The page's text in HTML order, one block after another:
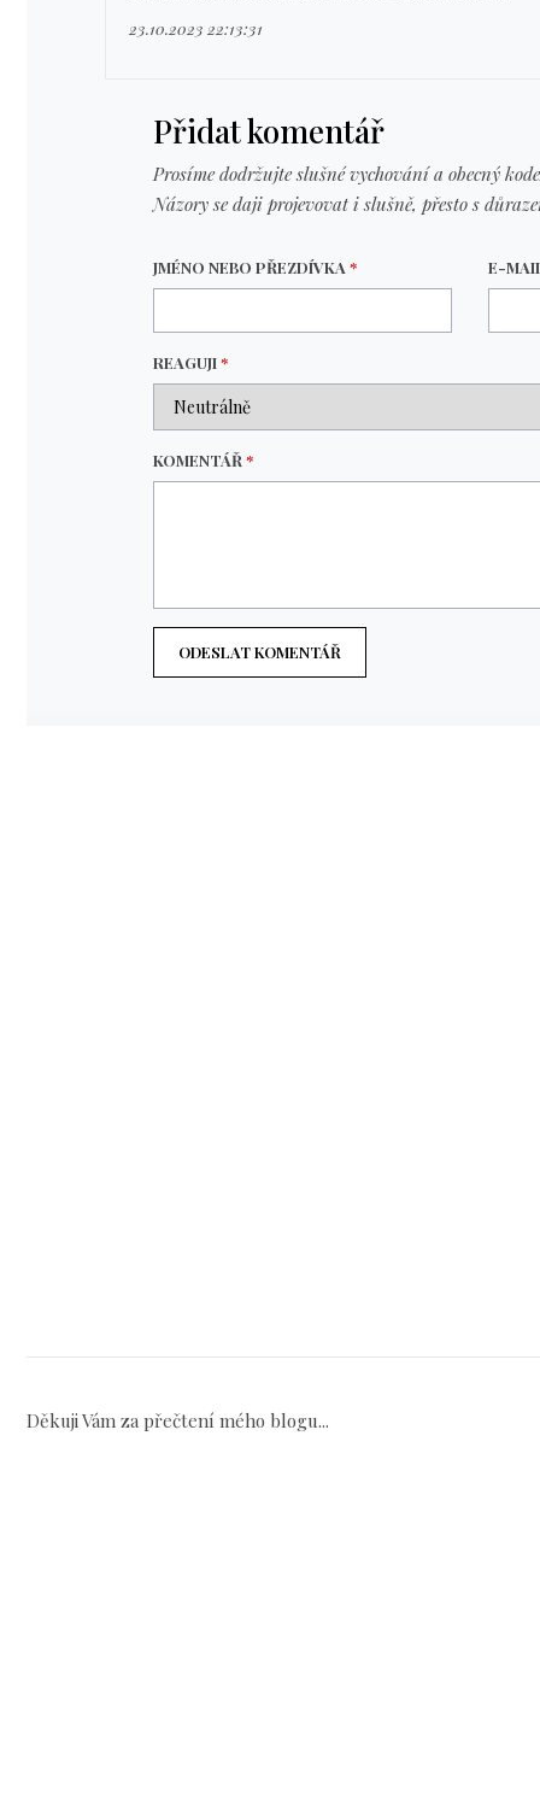
23.10.2023 22:13:31
Přidat komentář
Prosíme dodržujte slušné vychování a obecný
Názory se daji projevovat i slušně, přesto s
JMÉNO NEBO PŘEZDÍVKA* E-
REAGUJI*
KOMENTÁŘ*
ODESLAT KOMENTÁŘ
Děkuji Vám za přečtení mého blogu...